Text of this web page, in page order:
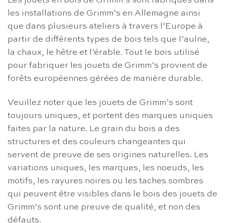
les installations de Grimm’s en Allemagne ainsi
que dans plusieurs ateliers à travers l’Europe à
partir de différents types de bois tels que l’aulne,
la chaux, le hêtre et l’érable. Tout le bois utilisé
pour fabriquer les jouets de Grimm’s provient de
forêts européennes gérées de manière durable.
Veuillez noter que les jouets de Grimm’s sont
toujours uniques, et portent des marques uniques
faites par la nature. Le grain du bois a des
structures et des couleurs changeantes qui
servent de preuve de ses origines naturelles. Les
variations uniques, les marques, les noeuds, les
motifs, les rayures noires ou les taches sombres
qui peuvent être visibles dans le bois des jouets de
Grimm’s sont une preuve de qualité, et non des
défauts.